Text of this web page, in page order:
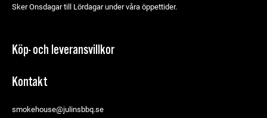
Sker Onsdagar till Lördagar under våra öppettider.
Köp- och leveransvillkor
Kontakt
smokehouse@julinsbbq.se